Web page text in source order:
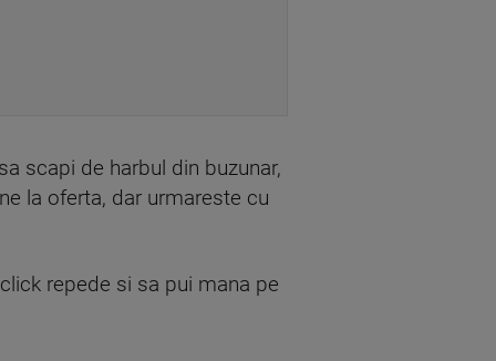
scapi de harbul din buzunar,
la oferta, dar urmareste cu
repede si sa pui mana pe